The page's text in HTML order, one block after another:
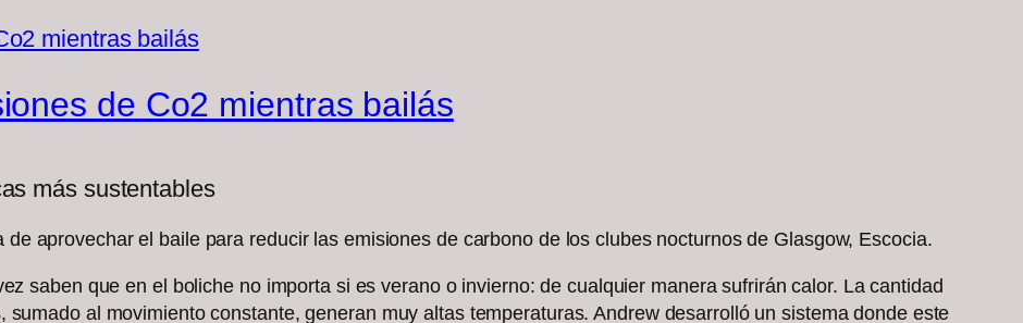
de Co2 mientras bailás
más sustentables
aprovechar el baile para reducir las emisiones de carbono de los clubes nocturnos de Glasgow, Escocia.
saben que en el boliche no importa si es verano o invierno: de cualquier manera sufrirán calor. La cantidad
al movimiento constante, generan muy altas temperaturas. Andrew desarrolló un sistema donde este